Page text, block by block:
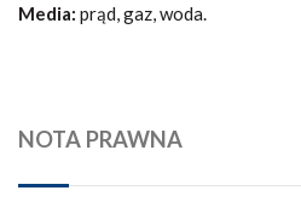
Media: prąd, gaz, woda.
NOTA PRAWNA